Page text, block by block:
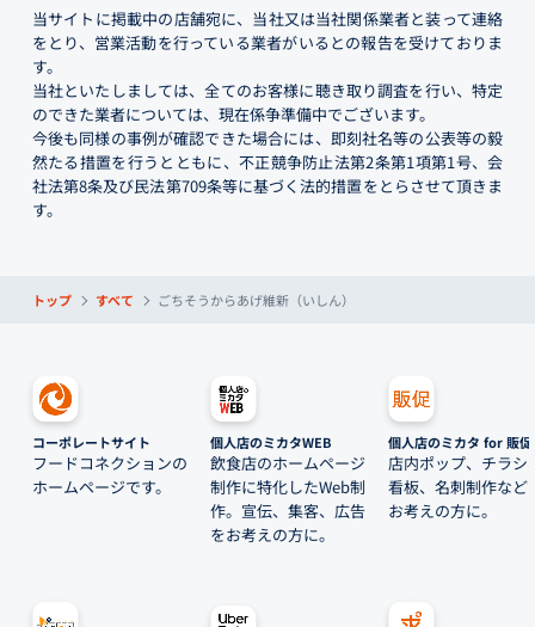
当サイトに掲載中の店舗宛に、当社又は当社関係業者と装って連絡
をとり、営業活動を行っている業者がいるとの報告を受けておりま
す。
当社といたしましては、全てのお客様に聴き取り調査を行い、特定
のできた業者については、現在係争準備中でございます。
今後も同様の事例が確認できた場合には、即刻社名等の公表等の毅
然たる措置を行うとともに、不正競争防止法第2条第1項第1号、会
社法第8条及び民法第709条等に基づく法的措置をとらさせて頂きま
す。
トップ すべて ごちそうからあげ維新（いしん）
コーポレートサイト
フードコネクションの
ホームページです。
個人店のミカタWEB
飲食店のホームページ
制作に特化したWeb制
作。宣伝、集客、広告
をお考えの方に。
個人店のミカタ for 販促
店内ポップ、チラシ
看板、名刺制作など
お考えの方に。